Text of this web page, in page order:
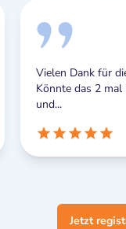
Vielen Dank für
Könnte das 2 mal
und...
Jetzt